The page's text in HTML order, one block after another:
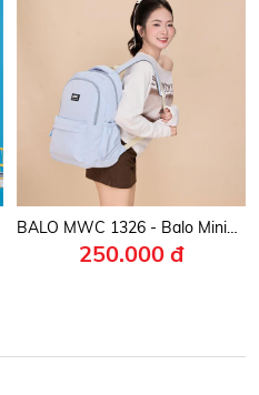
BALO MWC 1326 - Balo Minimalist Thời Trang Nam Nữ Hàn Quốc Đi Học, Đi Chơi Gọn Gàng, Tiện Dụng.
250.000 đ